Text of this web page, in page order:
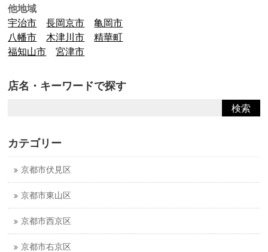
他地域
宇治市
長岡京市
亀岡市
八幡市
木津川市
精華町
福知山市
宮津市
店名・キーワードで探す
カテゴリー
京都市伏見区
京都市東山区
京都市西京区
京都市右京区